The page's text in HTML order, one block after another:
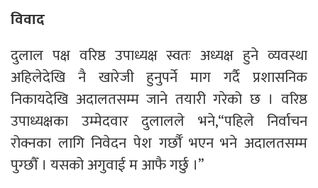
विवाद
दुलाल पक्ष वरिष्ठ उपाध्यक्ष स्वतः अध्यक्ष हुने व्यवस्था
अहिलेदेखि नै खारेजी हुनुपर्ने माग गर्दै प्रशासनिक
निकायदेखि अदालतसम्म जाने तयारी गरेको छ । वरिष्ठ
उपाध्यक्षका उम्मेदवार दुलालले भने,“पहिले निर्वाचन
रोक्नका लागि निवेदन पेश गर्छौँ भएन भने अदालतसम्म
पुग्छौँ । यसको अगुवाई म आफै गर्छु ।”